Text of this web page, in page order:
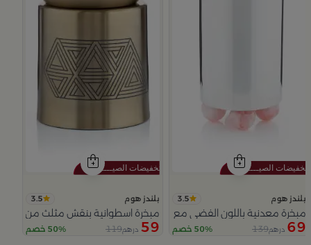
بلندز هوم 3.5
مبخرة معدنية باللون الفضي مع قواعد دائرية من ملاذ
69 درهم139 50% خصم
بلندز هوم 3.5
مبخرة اسطوانية بنقش مثلث من
59 درهم119 50% خصم